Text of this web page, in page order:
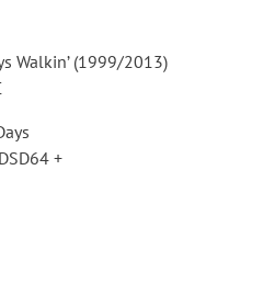
Walkin’ (1999/2013)